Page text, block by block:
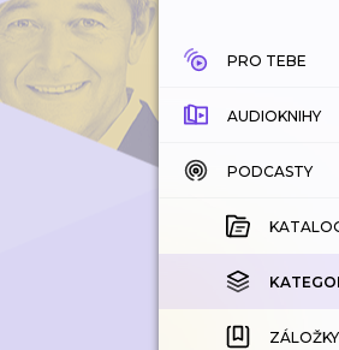
PRO TEBE
AUDIOKNIHY
KATALOG
ZÁLOŽKY
PODCASTY
ZÁLOŽKY